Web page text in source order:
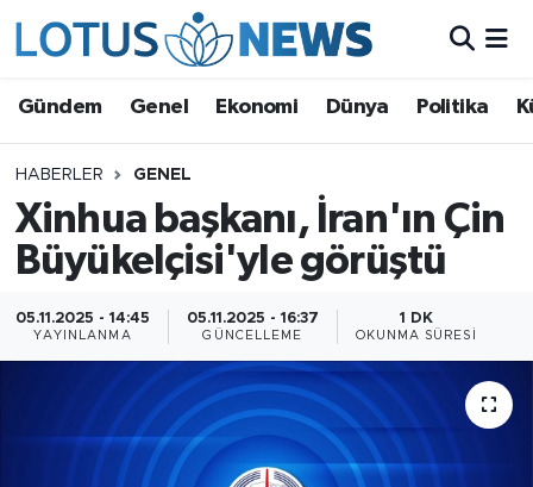
Gündem Genel Ekonomi Dünya Politika
HABERLER GENEL
Xinhua başkanı, İran'ın Çin
Büyükelçisi'yle görüştü
05.11.2025 - 14:45
YAYINLANMA
05.11.2025 - 16:37
GÜNCELLEME
1 DK
OKUNMA SÜRESI
Ekonomi
Dünya
Politika
Kültür - Sanat ve Tarih
Yaşam
Bilim ve Teknoloji